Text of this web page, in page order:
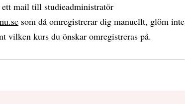
mail till studieadministratör
som då omregistrerar dig manuellt, glöm inte
vilken kurs du önskar omregistreras på.